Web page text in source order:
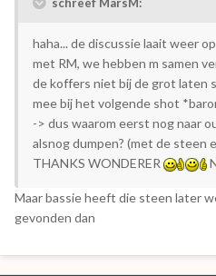
haha... de discussie laait weer op
met RM, we hebben m samen
de koffers niet bij de grot laten
mee bij het volgende shot
-> dus waarom eerst nog naar
alsnog dumpen? (met de steen
THANKS WONDERER
Maar bassie heeft die steen later
gevonden dan